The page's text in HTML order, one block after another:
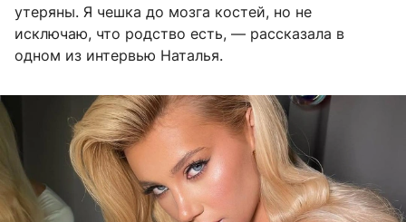
утеряны. Я чешка до мозга костей, но не
исключаю, что родство есть, — рассказала в
одном из интервью Наталья.